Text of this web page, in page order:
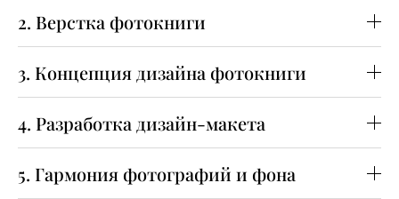
2. Верстка фотокниги
3. Концепция дизайна фотокниги
4. Разработка дизайн-макета
5. Гармония фотографий и фона